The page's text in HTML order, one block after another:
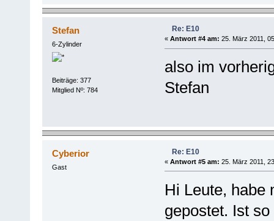
Stefan
6-Zylinder
Beiträge: 377
Mitglied Nº: 784
Re: E10
« Antwort #4 am: 25. März 2011,
also im
Stefan
Cyberior
Gast
Re: E10
« Antwort #5 am: 25. März 2011,
Hi Leute, habe
gepostet. Ist